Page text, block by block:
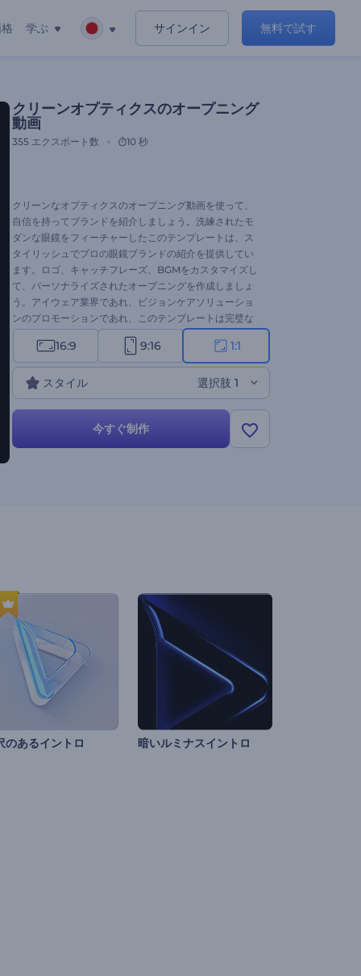
学ぶ サインイン 無料で試す
クリーンオプティクスのオープニング
動画
355 エクスポート数 10 秒
クリーンなオプティクスのオープニング動画を使って、
自信を持ってブランドを紹介しましょう。洗練されたモ
ダンな眼鏡をフィーチャーしたこのテンプレートは、ス
タイリッシュでプロの眼鏡ブランドの紹介を提供してい
ます。ロゴ、キャッチフレーズ、BGMをカスタマイズし
て、パーソナライズされたオープニングを作成しましょ
う。アイウェア業界であれ、ビジョンケアソリューショ
ンのプロモーションであれ、このテンプレートは完璧な
選択です。今すぐ作成して、ブランドの存在感をより高
いレベルに引き上げましょう！
16:9 9:16 1:1
スタイル 選択肢 1
今すぐ制作
のあるイントロ 暗いルミナスイントロ